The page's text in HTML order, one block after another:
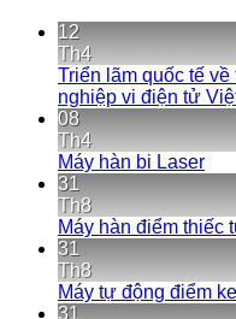
12
Th4
Triển lãm quốc tế
nghiệp vi điện tử
08
Th4
Máy hàn bi Laser
31
Th8
Máy hàn điểm thiếc
31
Th8
Máy tự động điểm
31